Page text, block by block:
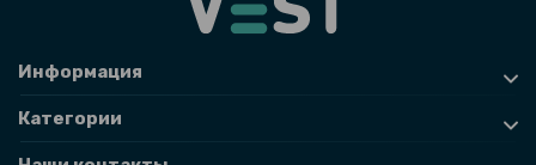
Информация
Категории